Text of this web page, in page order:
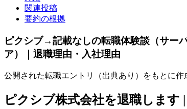
関連投稿
要約の根拠
ピクシブ→記載なしの転職体験談（サー
ア）｜退職理由・入社理由
公開された転職エントリ（出典あり）をもとに作
ピクシブ株式会社を退職します